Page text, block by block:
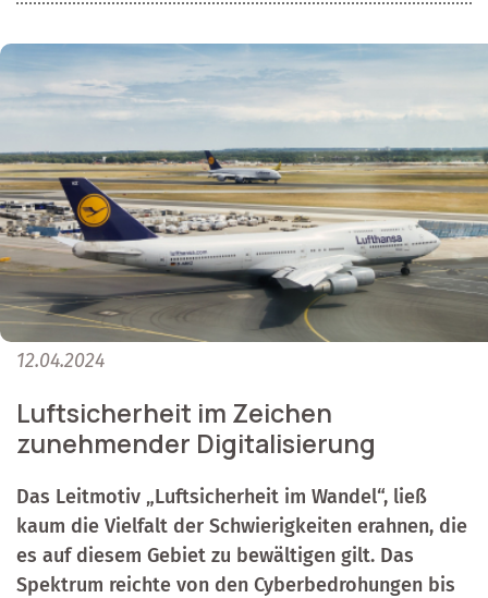
12.04.2024
Luftsicherheit im Zeichen
zunehmender Digitalisierung
Das Leitmotiv „Luftsicherheit im Wandel“, ließ
kaum die Vielfalt der Schwierigkeiten erahnen, die
es auf diesem Gebiet zu bewältigen gilt. Das
Spektrum reichte von den Cyberbedrohungen bis